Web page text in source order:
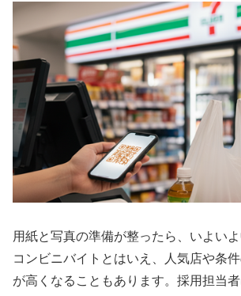
用紙と写真の準備が整ったら、いよいよ
コンビニバイトとはいえ、人気店や条
が高くなることもあります。採用担当